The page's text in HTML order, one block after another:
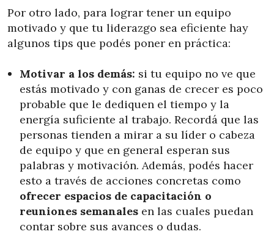
Por otro lado, para lograr tener un equipo
motivado y que tu liderazgo sea eficiente hay
algunos tips que podés poner en práctica:
Motivar a los demás: si tu equipo no ve que
estás motivado y con ganas de crecer es poco
probable que le dediquen el tiempo y la
energía suficiente al trabajo. Recordá que las
personas tienden a mirar a su líder o cabeza
de equipo y que en general esperan sus
palabras y motivación. Además, podés hacer
esto a través de acciones concretas como
ofrecer espacios de capacitación o
reuniones semanales en las cuales puedan
contar sobre sus avances o dudas.